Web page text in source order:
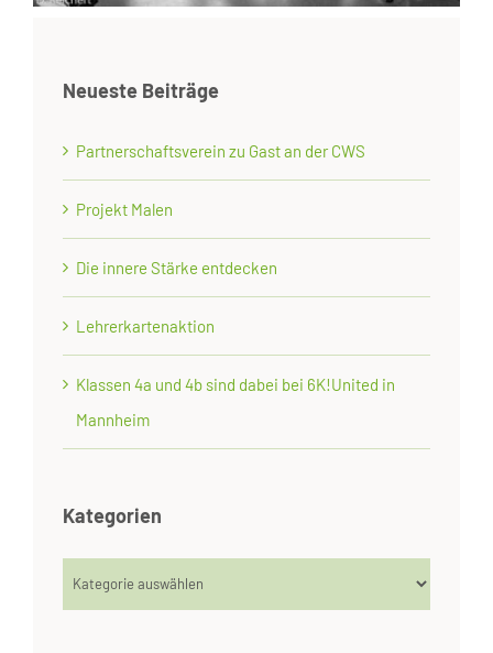
Neueste Beiträge
Partnerschaftsverein zu Gast an der CWS
Projekt Malen
Die innere Stärke entdecken
Lehrerkartenaktion
Klassen 4a und 4b sind dabei bei 6K!United in
Mannheim
Kategorien
Kategorien